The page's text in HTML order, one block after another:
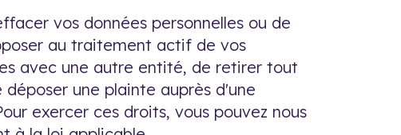
vos données personnelles ou de
au traitement actif de vos
avec une autre entité, de retirer tout
une plainte auprès d'une
exercer ces droits, vous pouvez nous